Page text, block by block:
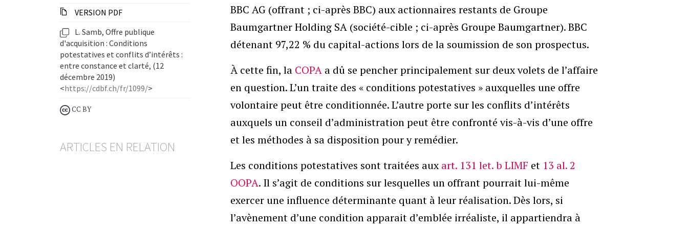
VERSION PDF
L. Samb, Offre publique
d'acquisition : Conditions
potestatives et conflits d’intérêts :
entre constance et clarté, (12
décembre 2019)
<https://cdbf.ch/fr/1099/>
CC BY
ARTICLES EN RELATION
BBC AG (offrant ; ci-après BBC) aux actionnaires restants de Groupe
Baumgartner Holding SA (société-cible ; ci-après Groupe Baumgartner). BBC
détenant 97,22 % du capital-actions lors de la soumission de son prospectus.
À cette fin, la COPA a dû se pencher principalement sur deux volets de l’affaire
en question. L’un traite des « conditions potestatives » auxquelles une offre
volontaire peut être conditionnée. L’autre porte sur les conflits d’intérêts
auxquels un conseil d’administration peut être confronté vis-à-vis d’une offre
et les méthodes à sa disposition pour y remédier.
Les conditions potestatives sont traitées auxart. 131 let. b LIMF et 13 al. 2
OOPA. Il s’agit de conditions sur lesquelles un offrant pourrait lui-même
exercer une influence déterminante quant à leur réalisation. Dès lors, si
l’avènement d’une condition apparait d’emblée irréaliste, il appartiendra à